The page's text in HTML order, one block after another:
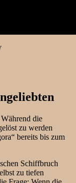
die
zu werden
bereits bis zum
Schiffbruch
zu tiefen